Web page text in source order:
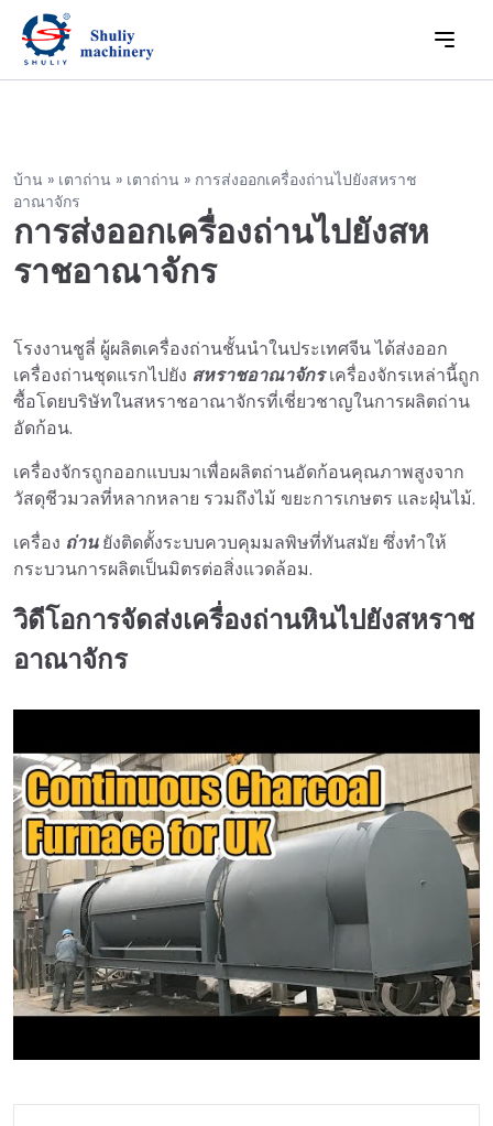
บ้าน » เตาถ่าน » เตาถ่าน » การส่งออกเครื่องถ่านไปยังสหราช
อาณาจักร
การส่งออกเครื่องถ่านไปยังสห
ราชอาณาจักร
โรงงานชูลี่ ผู้ผลิตเครื่องถ่านชั้นนำในประเทศจีน ได้ส่งออก
เครื่องถ่านชุดแรกไปยัง สหราชอาณาจักรเครื่องจักรเหล่านี้ถูก
ซื้อโดยบริษัทในสหราชอาณาจักรที่เชี่ยวชาญในการผลิตถ่าน
อัดก้อน.
เครื่องจักรถูกออกแบบมาเพื่อผลิตถ่านอัดก้อนคุณภาพสูงจาก
วัสดุชีวมวลที่หลากหลาย รวมถึงไม้ ขยะการเกษตร และฝุ่นไม้.
เครื่อง ถ่านยังติดตั้งระบบควบคุมมลพิษที่ทันสมัย ซึ่งทำให้
กระบวนการผลิตเป็นมิตรต่อสิ่งแวดล้อม.
วิดีโอการจัดส่งเครื่องถ่านหินไปยังสหราช
อาณาจักร